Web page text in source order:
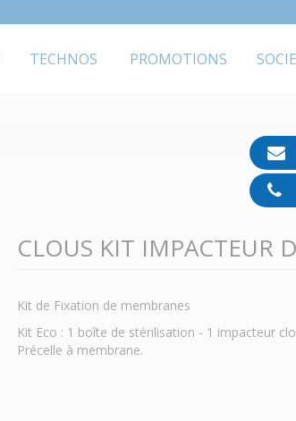
TECHNOS PROMOTIONS
CLOUS KIT IMPACTEUR
Kit de Fixation de membranes
Kit Eco : 1 boîte de stérilisation - 1 impacteur
Précelle à membrane.